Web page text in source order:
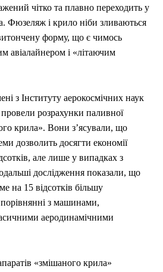
чітко та плавно переходить у
Фюзеляж і крило ніби зливаються
форму, що є чимось
авіалайнером і «літаючим
з Інституту аерокосмічних наук
розрахунки паливної
крила». Вони з’ясували, що
дозволить досягти економії
але лише у випадках з
дослідження показали, що
на 15 відсотків більшу
з машинами,
аеродинамічними
«змішаного крила»